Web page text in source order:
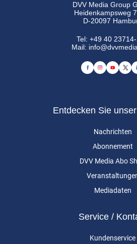
DVV Media Group
Heidenkampsweg
D-20097
Tel:+49 40
Mail:
Entdecken Sie
Nachrichten
Abonnement
DVV Media Abo
Mediadaten
Service /
Kundenservice